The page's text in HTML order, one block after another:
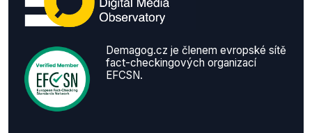
Demagog.cz je členem evropské sítě
fact-checkingových organizací
EFCSN.